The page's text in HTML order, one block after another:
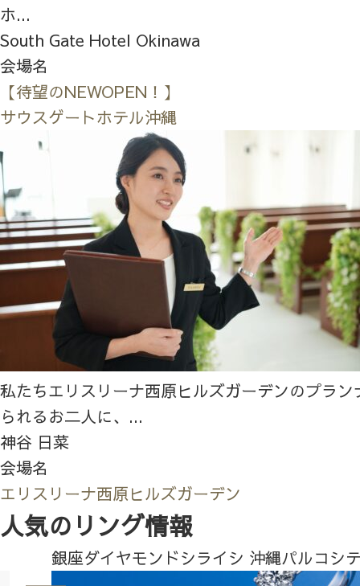
ホ...
South Gate Hotel Okinawa
会場名
【待望のNEWOPEN！】
サウスゲートホテル沖縄
私たちエリスリーナ西原ヒルズガーデンのプラ
られるお二人に、...
神谷 日菜
会場名
エリスリーナ西原ヒルズガーデン
人気のリング情報
銀座ダイヤモンドシライシ 沖縄パルコシ